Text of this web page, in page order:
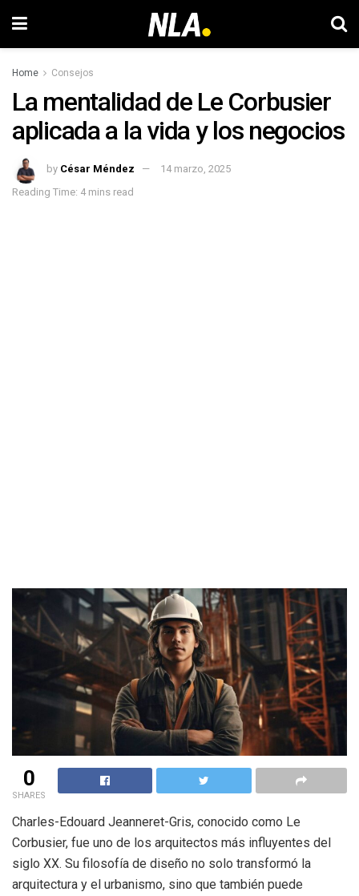
Home Consejos
La mentalidad de Le Corbusier
aplicada a la vida y los negocios
by César Méndez
14 marzo, 2025
Reading Time: 4 mins read
0
SHARES
Charles-Edouard Jeanneret-Gris, conocido como Le
Corbusier, fue uno de los arquitectos más influyentes del
siglo XX. Su filosofía de diseño no solo transformó la
arquitectura y el urbanismo, sino que también puede